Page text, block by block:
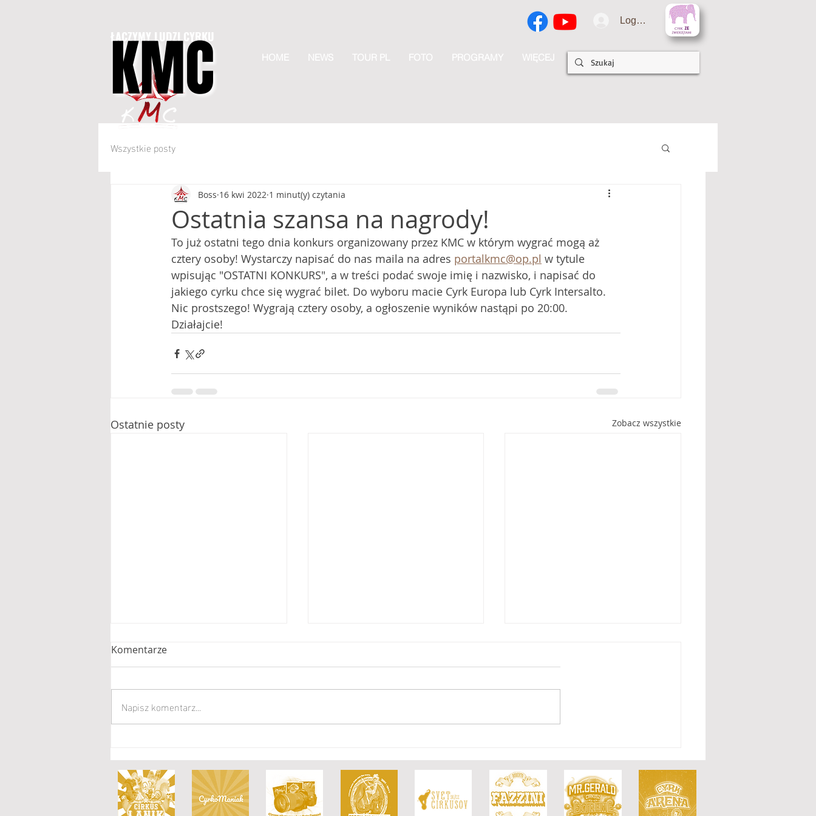
ŁĄCZYMY LUDZI CYRKU
KMC
KMC
Logowanie
HOME NEWS TOUR PL FOTO PROGRAMY WIĘCEJ
Wszystkie posty
Ostatnia szansa na nagrody!
Boss 16 kwi 2022 1 minut(y) czytania
To już ostatni tego dnia konkurs organizowany przez KMC w którym wygrać mogą aż
cztery osoby! Wystarczy napisać do nas maila na adres portalkmc@op.pl w tytule
wpisując "OSTATNI KONKURS", a w treści podać swoje imię i nazwisko, i napisać do
jakiego cyrku chce się wygrać bilet. Do wyboru macie Cyrk Europa lub Cyrk Intersalto.
Nic prostszego! Wygrają cztery osoby, a ogłoszenie wyników nastąpi po 20:00.
Działajcie!
Ostatnie posty Zobacz wszystkie
Humberto
"Imperiala"
Cyrku Arena
Komentarze
Napisz komentarz...